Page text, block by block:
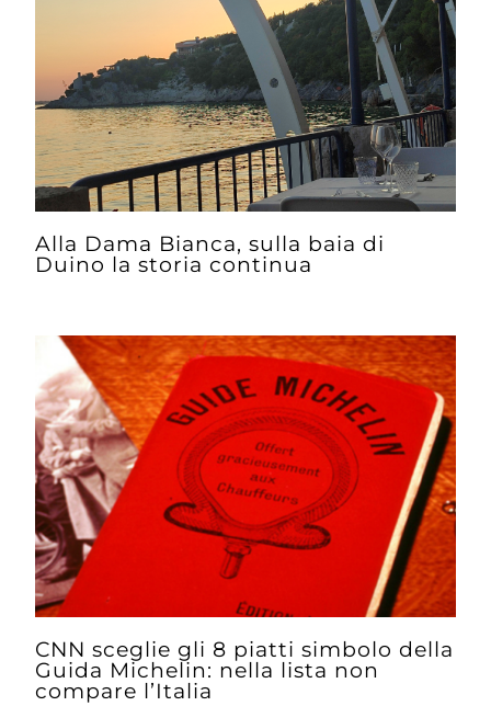
Alla Dama Bianca, sulla baia di
Duino la storia continua
CNN sceglie gli 8 piatti simbolo della
Guida Michelin: nella lista non
compare l’Italia